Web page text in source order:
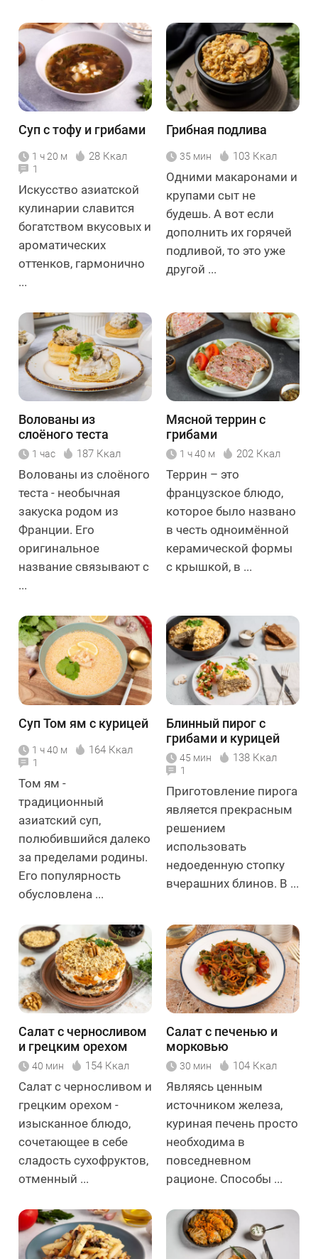
Суп с тофу и грибами
1 ч 20 м 28 Ккал
1
Искусство азиатской
кулинарии славится
богатством вкусовых и
ароматических
оттенков, гармонично
...
Грибная подлива
35 мин 103 Ккал
Одними макаронами и
крупами сыт не
будешь. А вот если
дополнить их горячей
подливой, то это уже
другой ...
Волованы из
слоёного теста
1 час 187 Ккал
Волованы из слоёного
теста - необычная
закуска родом из
Франции. Его
оригинальное
название связывают с
...
Мясной террин с
грибами
1 ч 40 м 202 Ккал
Террин – это
французское блюдо,
которое было названо
в честь одноимённой
керамической формы
с крышкой, в ...
Суп Том ям с курицей
1 ч 40 м 164 Ккал
1
Том ям -
традиционный
азиатский суп,
полюбившийся далеко
за пределами родины.
Его популярность
обусловлена ...
Блинный пирог с
грибами и курицей
45 мин 138 Ккал
1
Приготовление пирога
является прекрасным
решением
использовать
недоеденную стопку
вчерашних блинов. В ...
Салат с черносливом
и грецким орехом
40 мин 154 Ккал
Салат с черносливом и
грецким орехом -
изысканное блюдо,
сочетающее в себе
сладость сухофруктов,
отменный ...
Салат с печенью и
морковью
30 мин 104 Ккал
Являясь ценным
источником железа,
куриная печень просто
необходима в
повседневном
рационе. Способы ...